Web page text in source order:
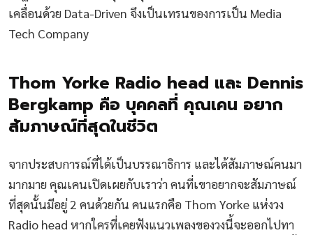
เคลื่อนด้วย Data-Driven จึงเป็นเทรนของการเป็น Media
Tech Company
Thom Yorke Radio head และ Dennis
Bergkamp คือ บุคคลที่ คุณเคน อยาก
สัมภาษณ์ที่สุดในชีวิต
จากประสบการณ์ที่ได้เป็นบรรณาธิการ และได้สัมภาษณ์คนมา
มากมาย คุณเคนเปิดเผยกับเราว่า คนที่เขาอยากจะสัมภาษณ์
ที่สุดนั้นมีอยู่ 2 คนด้วยกัน คนแรกคือ Thom Yorke แห่งวง
Radio head หากใครที่เคยฟังแนวเพลงของวงนี้จะออกไปทา